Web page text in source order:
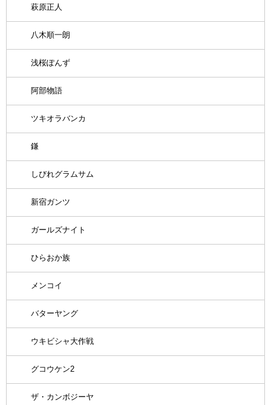
萩原正人
八木順一朗
浅桜ぽんず
阿部物語
ツキオラバンカ
鎌
しびれグラムサム
新宿ガンツ
ガールズナイト
ひらおか族
メンコイ
バターヤング
ウキビシャ大作戦
グコウケン2
ザ・カンボジーヤ